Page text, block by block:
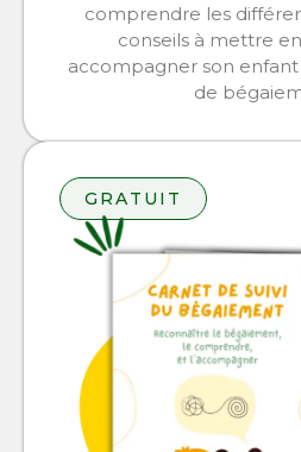
comprendre les
conseils à mettre
accompagner son
de
GRATUIT